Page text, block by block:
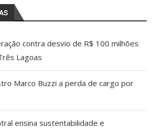
contra desvio de R$ 100 milhões
Lagoas
Marco Buzzi a perda de cargo por
ensina sustentabilidade e